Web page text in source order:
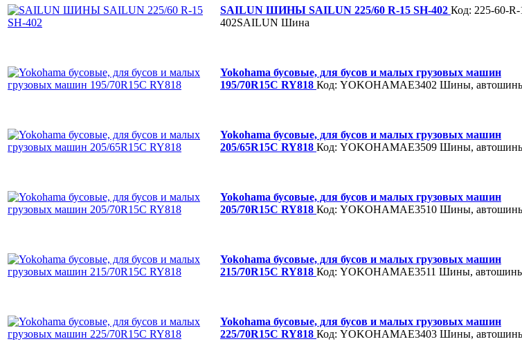
SAILUN ШИНЫ SAILUN 225/60 R-15 SH-402 Код: 225-60-
402SAILUN Шина
Yokohama бусовые, для бусов и малых грузовых машин
195/70R15C RY818 Код: YOKOHAMAE3402 Шины,
Yokohama бусовые, для бусов и малых грузовых машин
205/65R15C RY818 Код: YOKOHAMAE3509 Шины,
Yokohama бусовые, для бусов и малых грузовых машин
205/70R15C RY818 Код: YOKOHAMAE3510 Шины,
Yokohama бусовые, для бусов и малых грузовых машин
215/70R15C RY818 Код: YOKOHAMAE3511 Шины,
Yokohama бусовые, для бусов и малых грузовых машин
225/70R15C RY818 Код: YOKOHAMAE3403 Шины,